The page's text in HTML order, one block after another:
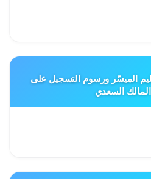
الميسّر ورسوم التسجيل على
السعدي